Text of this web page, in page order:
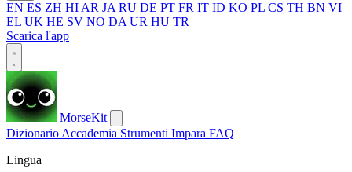
EN ES ZH HI AR JA RU DE PT FR IT ID KO PL CS TH BN VI
EL UK HE SV NO DA UR HU TR
Scarica l'app
MorseKit
Dizionario Accademia Strumenti Impara FAQ
Lingua